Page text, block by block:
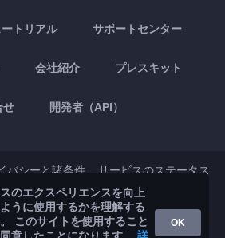
トリアル サポートセンター
会社紹介 プレスキット
せ 開発者（API）
バシーと諸条件 サービスのステータス
Google Play
のエクスペリエンスを向上
うに使用するかを理解する
このサイトを使用すること
OK